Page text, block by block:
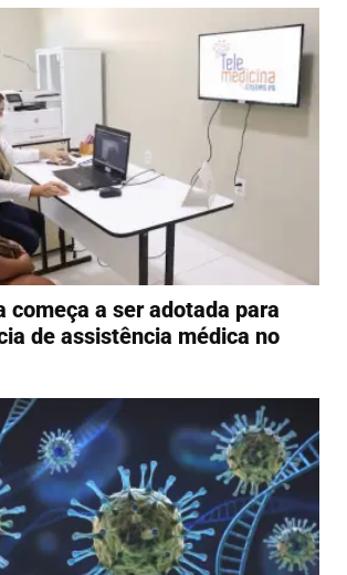
começa a ser adotada para
de assistência médica no